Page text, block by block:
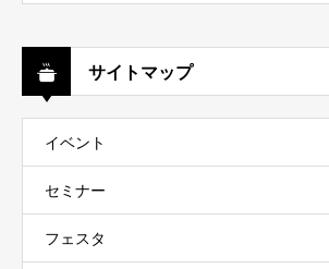
サイトマップ
イベント
セミナー
フェスタ